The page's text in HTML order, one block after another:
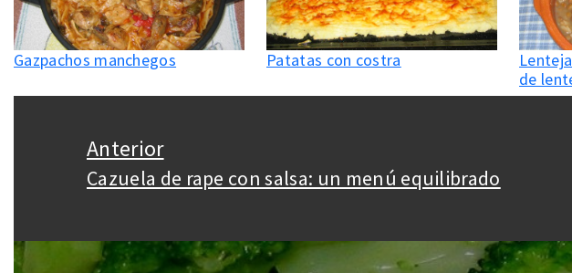
Gazpachos manchegos Patatas con costra
de
entradas
Anterior
Entrada
Cazuela de rape con salsa: un menú equilibrado